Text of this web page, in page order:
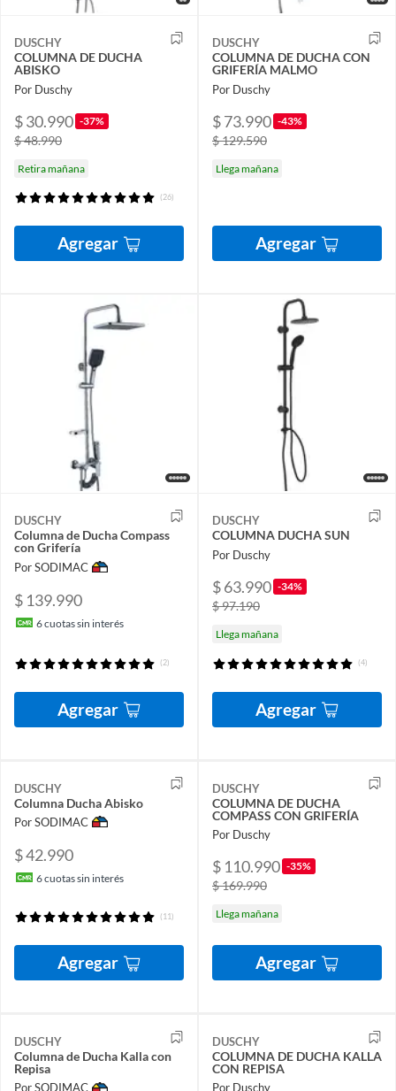
DUSCHY
COLUMNA DE DUCHA
ABISKO
Por Duschy
$ 30.990 -37%
$ 48.990
Retira mañana
(26)
Agregar
DUSCHY
COLUMNA DE DUCHA CON
GRIFERÍA MALMO
Por Duschy
$ 73.990 -43%
$ 129.590
Llega mañana
Agregar
DUSCHY
Columna de Ducha Compass
con Grifería
Por SODIMAC
$ 139.990
6cuotas sin interés
(2)
Agregar
DUSCHY
COLUMNA DUCHA SUN
Por Duschy
$ 63.990 -34%
$ 97.190
Llega mañana
(4)
Agregar
DUSCHY
Columna Ducha Abisko
Por SODIMAC
$ 42.990
6cuotas sin interés
(11)
Agregar
DUSCHY
COLUMNA DE DUCHA
COMPASS CON GRIFERÍA
Por Duschy
$ 110.990 -35%
$ 169.990
Llega mañana
Agregar
DUSCHY
Columna de Ducha Kalla con
Repisa
Por SODIMAC
DUSCHY
COLUMNA DE DUCHA KALLA
CON REPISA
Por Duschy